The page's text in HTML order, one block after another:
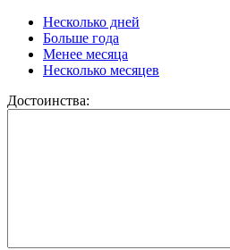
Несколько дней
Больше года
Менее месяца
Несколько месяцев
Достоинства: